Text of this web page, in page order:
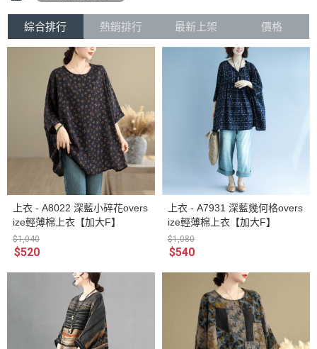
綜合排行 熱銷排行 最新上架 價格
上衣 - A8022 深藍小碎花overs
ize輕薄棉上衣【加大F】
$1,040
$520
上衣 - A7931 深藍幾何格overs
ize輕薄棉上衣【加大F】
$1,080
$540